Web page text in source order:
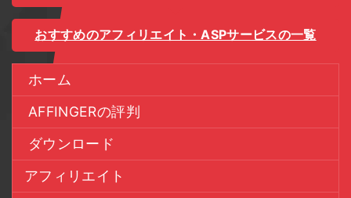
おすすめのアフィリエイト・ASPサービスの一覧
ホーム
AFFINGERの評判
ダウンロード
アフィリエイト